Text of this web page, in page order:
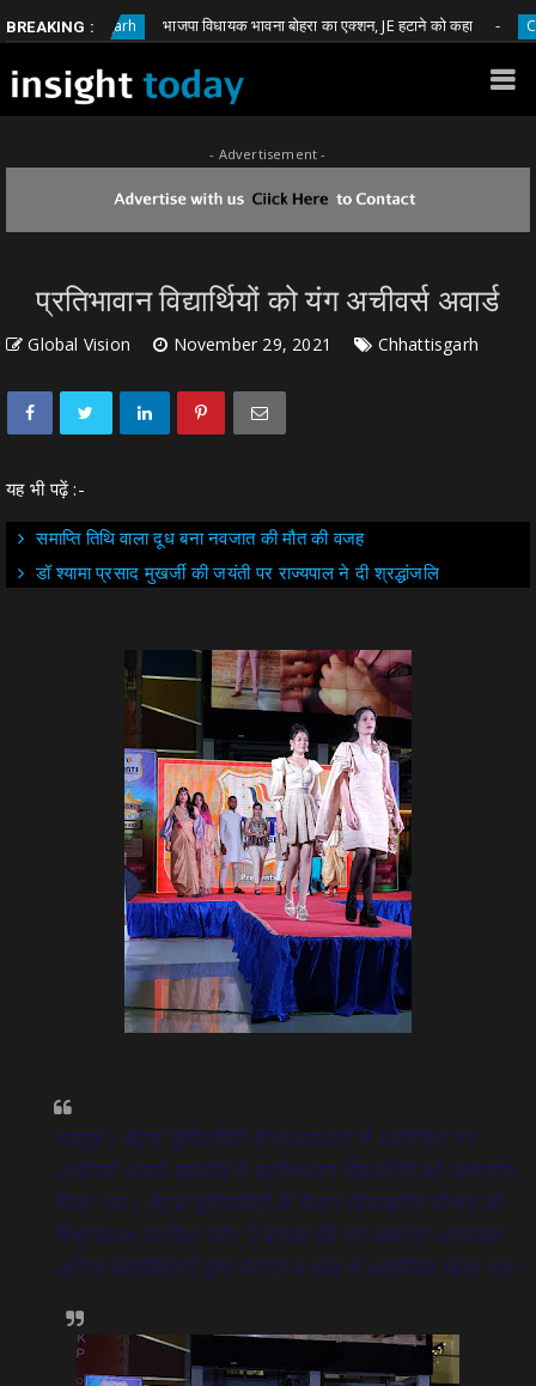
BREAKING : भाजपा विधायक भावना बोहरा का एक्शन, JE हटाने को कहा
- Advertisement -
प्रतिभावान विद्यार्थियों को यंग अचीवर्स अवार्ड
Global Vision November 29, 2021 Chhattisgarh
यह भी पढ़ें :-
समाप्ति तिथि वाला दूध बना नवजात की मौत की वजह
डॉ श्यामा प्रसाद मुखर्जी की जयंती पर राज्यपाल ने दी श्रद्धांजलि
रायपुर। मैट्स यूनिवर्सिटी के तत्वावधान में आयोजित यंग
अचीवर्स अवार्ड समारोह में प्रतिभावान विद्यार्थियों को सम्मानित
किया गया। मैट्स यूनिवर्सिटी के फैशन डिजाइनिंग विभाग की
विभागाध्यक्ष परविंदर कौर ने बताया कि यह समारोह आयोजक
अनिल जोतसिंघानी द्वारा मैग्नेटो द मॉल में आयोजित किया गया।